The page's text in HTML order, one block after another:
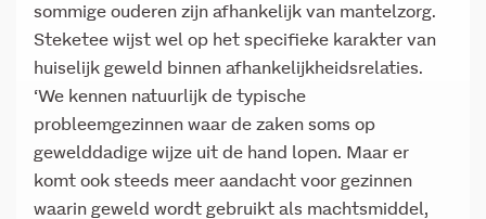
sommige ouderen zijn afhankelijk van mantelzorg.
Steketee wijst wel op het specifieke karakter van
huiselijk geweld binnen afhankelijkheidsrelaties.
‘We kennen natuurlijk de typische
probleemgezinnen waar de zaken soms op
gewelddadige wijze uit de hand lopen. Maar er
komt ook steeds meer aandacht voor gezinnen
waarin geweld wordt gebruikt als machtsmiddel,